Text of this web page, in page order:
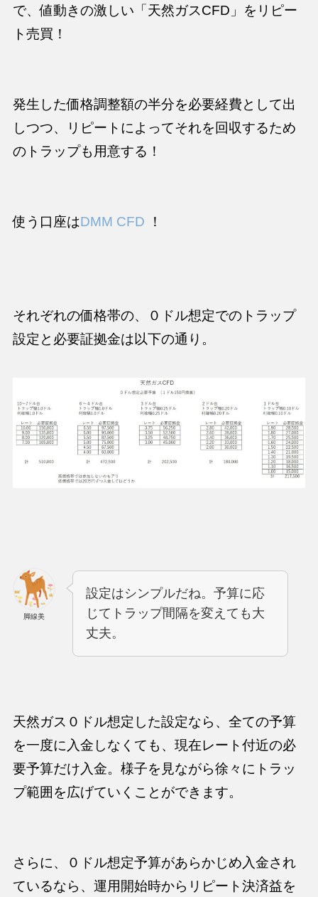
で、値動きの激しい「天然ガスCFD」をリピー
ト売買！
発生した価格調整額の半分を必要経費として出
しつつ、リピートによってそれを回収するため
のトラップも用意する！
使う口座はDMM CFD ！
それぞれの価格帯の、０ドル想定でのトラップ
設定と必要証拠金は以下の通り。
脚線美
設定はシンプルだね。予算に応
じてトラップ間隔を変えても大
丈夫。
天然ガス０ドル想定した設定なら、全ての予算
を一度に入金しなくても、現在レート付近の必
要予算だけ入金。様子を見ながら徐々にトラッ
プ範囲を広げていくことができます。
さらに、０ドル想定予算があらかじめ入金され
ているなら、運用開始時から リピート決済益を